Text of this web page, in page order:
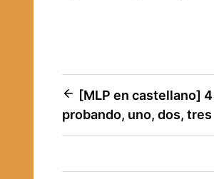
Navegación
de
[MLP en castellano]
probando, uno, dos, tres